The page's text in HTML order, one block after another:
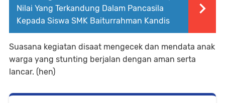
Nilai Yang Terkandung Dalam Pancasila
Kepada Siswa SMK Baiturrahman Kandis
Suasana kegiatan disaat mengecek dan mendata anak
warga yang stunting berjalan dengan aman serta
lancar. (hen)